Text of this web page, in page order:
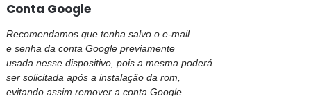
Conta Google
Recomendamos que tenha salvo o e-mail
e senha da conta Google previamente
usada nesse dispositivo, pois a mesma poderá
ser solicitada após a instalação da rom,
evitando assim remover a conta Google